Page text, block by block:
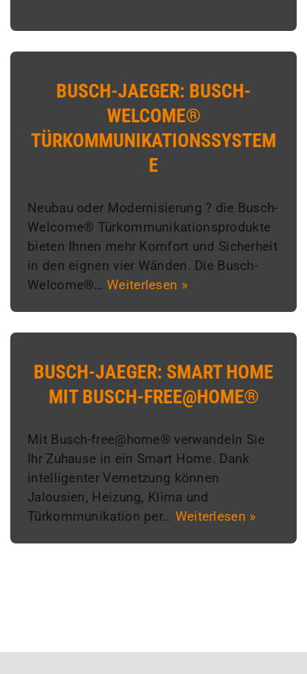
BUSCH-JAEGER: BUSCH-
WELCOME®
TÜRKOMMUNIKATIONSSYSTEM
E
Neubau oder Modernisierung ? die Busch-
Welcome® Türkommunikationsprodukte
bieten Ihnen mehr Komfort und Sicherheit
in den eignen vier Wänden. Die Busch-
Welcome®…Weiterlesen »
BUSCH-JAEGER: SMART HOME
MIT BUSCH-FREE@HOME®
Mit Busch-free@home® verwandeln Sie
Ihr Zuhause in ein Smart Home. Dank
intelligenter Vernetzung können
Jalousien, Heizung, Klima und
Türkommunikation per… Weiterlesen »